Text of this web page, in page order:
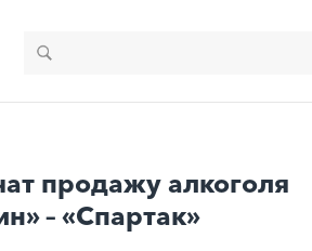
продажу алкоголя
– «Спартак»